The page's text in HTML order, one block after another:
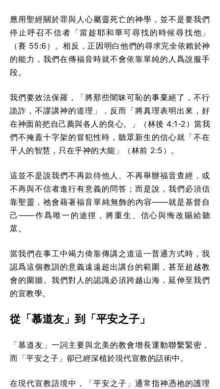
應用聖經關於罪與人心屬靈死亡的神學，並不是要我們
停止呼召不信者「當趁耶和華可尋找的時候尋找他」
（賽 55:6）。相反，正因明白他們的尋求完全依賴於神
的能力，我們在傳福音時就不會依靠單純的人爲說服手
段。
我們要效法保羅，「將那些闇昧可恥的事棄絕了，不行
詭詐，不謬講神的道理」，反而「將真理表明出來，好
在神面前把自己薦與各人的良心。」（林後 4:1-2）當我
們不掩蓋十字架的冒犯性時，聽眾新生的信心就「不在
乎人的智慧，只在乎神的大能」（林前 2:5）。
這並不是說我們不再款待他人、不再舉辦福音查經，或
不再與不信者進行有意義的問答；而是說，我們必須信
靠聖靈，祂會藉著福音單純無飾的內容——就是基督自
己——作爲唯一的途徑，將重生、信心與悔改賜給聽
眾。
當我們在事工中竭力倚靠傳講之道這一普通方式時，我
認爲這個教訓的意義遠遠超出講台的範圍，甚至超越教
會的圍牆。我們對人的認識必須跨越山海，延伸至我們
的宣教學。
從「慕道友」到「平安之子」
「慕道友」一詞主要與北美的教會增長運動聯繫緊密，
而「平安之子」卻已經深植於現代宣教的話術中。
在現代宣教語境中，「平安之子」通常指神憑祂的護理